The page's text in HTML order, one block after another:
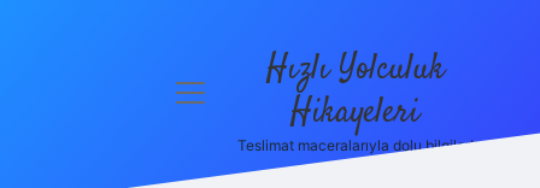
menüyü
Hızlı Yolculuk
Hikayeleri
Teslimat maceralarıyla dolu bilgiler!